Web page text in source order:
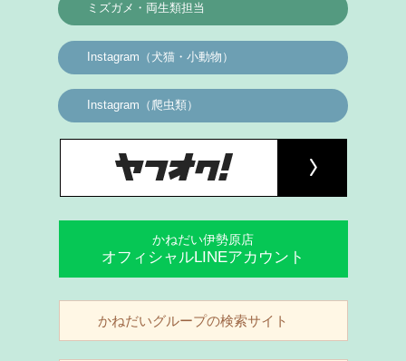
ミズガメ・両生類担当
Instagram（犬猫・小動物）
Instagram（爬虫類）
かねだい伊勢原店
オフィシャルLINEアカウント
かねだいグループの検索サイト